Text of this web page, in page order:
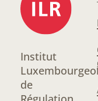
Institut
de